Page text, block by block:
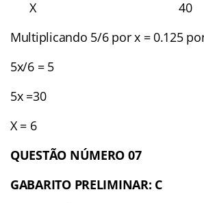
X 40
Multiplicando 5/6 por x = 0.125
5x/6 = 5
5x =30
X = 6
QUESTÃO NÚMERO 07
GABARITO PRELIMINAR: C